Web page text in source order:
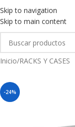
Skip to navigation
Skip to main content
Inicio/RACKS Y CASES
-24%